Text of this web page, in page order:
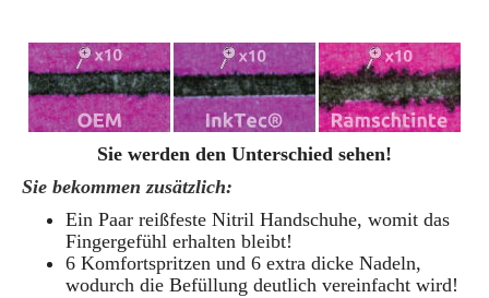
Sie werden den Unterschied sehen!
Sie bekommen zusätzlich:
Ein Paar reißfeste Nitril Handschuhe, womit das
Fingergefühl erhalten bleibt!
6 Komfortspritzen und 6 extra dicke Nadeln,
wodurch die Befüllung deutlich vereinfacht wird!